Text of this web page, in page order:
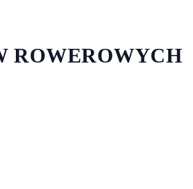
ROWEROWYCH